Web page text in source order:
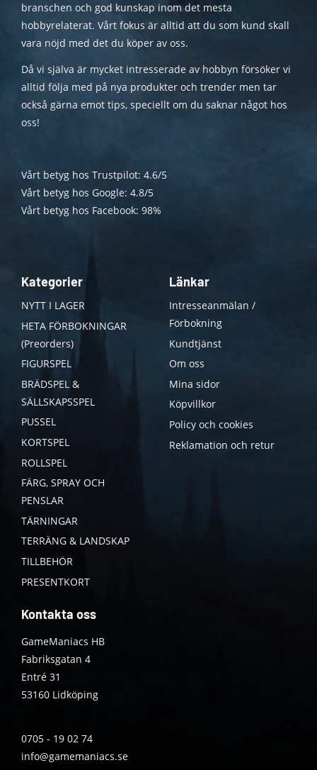
branschen och god kunskap inom det mesta
hobbyrelaterat. Vårt fokus är alltid att du som kund skall
vara nöjd med det du köper av oss.
Då vi själva är mycket intresserade av hobbyn försöker vi
alltid följa med på nya produkter och trender men tar
också gärna emot tips, speciellt om du saknar något hos
oss!
Vårt betyg hos Trustpilot: 4.6/5
Vårt betyg hos Google: 4.8/5
Vårt betyg hos Facebook: 98%
Kategorier
NYTT I LAGER
HETA FÖRBOKNINGAR
(Preorders)
FIGURSPEL
BRÄDSPEL &
SÄLLSKAPSSPEL
PUSSEL
KORTSPEL
ROLLSPEL
FÄRG, SPRAY OCH
PENSLAR
TÄRNINGAR
TERRÄNG & LANDSKAP
TILLBEHÖR
PRESENTKORT
Länkar
Intresseanmälan /
Förbokning
Kundtjänst
Om oss
Mina sidor
Köpvillkor
Policy och cookies
Reklamation och retur
Kontakta oss
GameManiacs HB
Fabriksgatan 4
Entré 31
53160 Lidköping
0705 - 19 02 74
info@gamemaniacs.se